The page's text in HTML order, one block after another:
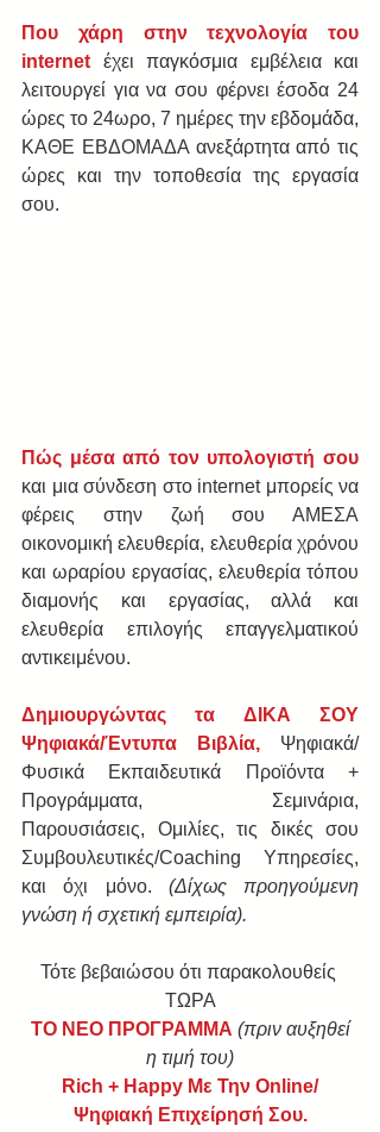
Που χάρη στην τεχνολογία του
internet έχει παγκόσμια εμβέλεια και
λειτουργεί για να σου φέρνει έσοδα 24
ώρες το 24ωρο, 7 ημέρες την εβδομάδα,
ΚΑΘΕ ΕΒΔΟΜΑΔΑ ανεξάρτητα από τις
ώρες και την τοποθεσία της εργασία
σου.
Πώς μέσα από τον υπολογιστή σου
και μια σύνδεση στο internet μπορείς να
φέρεις στην ζωή σου ΑΜΕΣΑ
οικονομική ελευθερία, ελευθερία χρόνου
και ωραρίου εργασίας, ελευθερία τόπου
διαμονής και εργασίας, αλλά και
ελευθερία επιλογής επαγγελματικού
αντικειμένου.
​Δημιουργώντας τα ΔΙΚΑ ΣΟΥ
Ψηφιακά/Έντυπα Βιβλία, Ψηφιακά/
Φυσικά Εκπαιδευτικά Προϊόντα +
Προγράμματα, Σεμινάρια,
Παρουσιάσεις, Ομιλίες, τις δικές σου
Συμβουλευτικές/Coaching Υπηρεσίες,
και όχι μόνο. (Δίχως προηγούμενη
γνώση ή σχετική εμπειρία).
Τότε βεβαιώσου ότι παρακολουθείς
ΤΩΡΑ
ΤΟ ΝΕΟ ΠΡΟΓΡΑΜΜΑ (πριν αυξηθεί
η τιμή του)
Rich + Happy Με Την Online/
Ψηφιακή Επιχείρησή Σου.